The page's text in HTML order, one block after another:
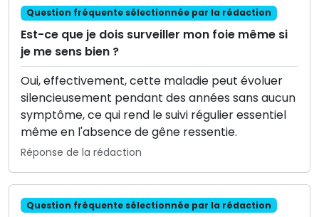
Question fréquente sélectionnée par la rédaction
Est-ce que je dois surveiller mon foie même si
je me sens bien ?
Oui, effectivement, cette maladie peut évoluer
silencieusement pendant des années sans aucun
symptôme, ce qui rend le suivi régulier essentiel
même en l'absence de gêne ressentie.
Réponse de la rédaction
Question fréquente sélectionnée par la rédaction